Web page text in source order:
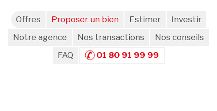
Offres Proposer un bien Estimer
Investir
Notre agence
Nos transactions
Nos conseils
FAQ
01 80 91 99 99